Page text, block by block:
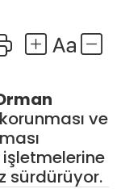
ve
sürdürüyor.